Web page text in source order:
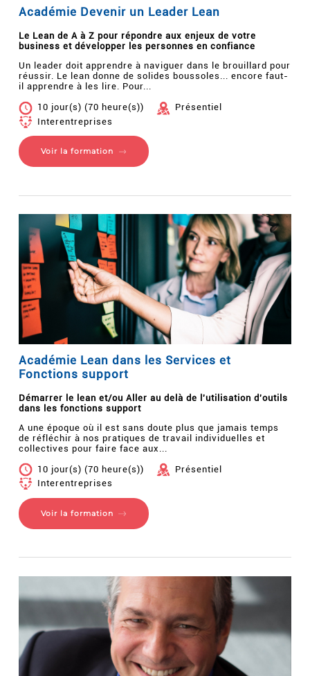
Académie Devenir un Leader Lean
Le Lean de A à Z pour répondre aux enjeux de votre
business et développer les personnes en confiance
Un leader doit apprendre à naviguer dans le brouillard pour
réussir. Le lean donne de solides boussoles... encore faut-
il apprendre à les lire. Pour...
10 jour(s) (70 heure(s))
Présentiel
Interentreprises
Voir la formation
Académie Lean dans les Services et
Fonctions support
Démarrer le lean et/ou Aller au delà de l'utilisation d'outils
dans les fonctions support
A une époque où il est sans doute plus que jamais temps
de réfléchir à nos pratiques de travail individuelles et
collectives pour faire face aux...
10 jour(s) (70 heure(s))
Présentiel
Interentreprises
Voir la formation